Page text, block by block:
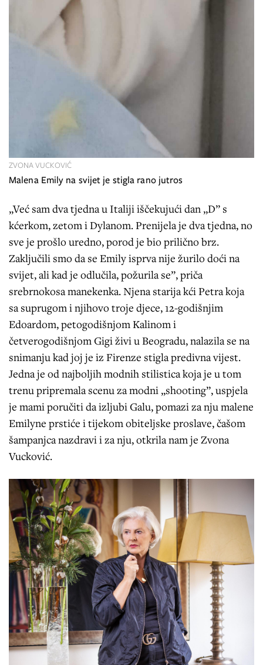
Malena Emily na svijet je stigla rano jutros
ZVONA VUCKOVIĆ
„Već sam dva tjedna u Italiji iščekujući dan „D” s
kćerkom, zetom i Dylanom. Prenijela je dva tjedna, no
sve je prošlo uredno, porod je bio prilično brz.
Zaključili smo da se Emily isprva nije žurilo doći na
svijet, ali kad je odlučila, požurila se”, priča
srebrnokosa manekenka. Njena starija kći Petra koja
sa suprugom i njihovo troje djece, 12-godišnjim
Edoardom, petogodišnjom Kalinom i
četverogodišnjom Gigi živi u Beogradu, nalazila se na
snimanju kad joj je iz Firenze stigla predivna vijest.
Jedna je od najboljih modnih stilistica koja je u tom
trenu pripremala scenu za modni „shooting”, uspjela
je mami poručiti da izljubi Galu, pomazi za nju malene
Emilyne prstiće i tijekom obiteljske proslave, čašom
šampanjca nazdravi i za nju, otkrila nam je Zvona
Vucković.